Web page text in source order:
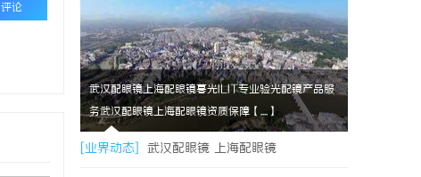
评论
武汉配眼镜上海配眼镜暮光ILIT专业验光配镜产品服
务武汉配眼镜上海配眼镜资质保障【....】
[业界动态] 武汉配眼镜 上海配眼镜